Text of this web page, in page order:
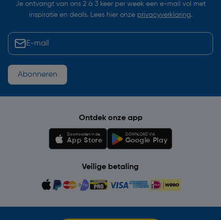
Je ontvangt van ons 2 à 3 keer per week een e-mail vol met
inspiratie en deals. Lees hier onze privacyverklaring.
Abonneren
Ontdek onze app
Downloaden in de
App Store
DOWNLOAD VIA
Google Play
Veilige betaling